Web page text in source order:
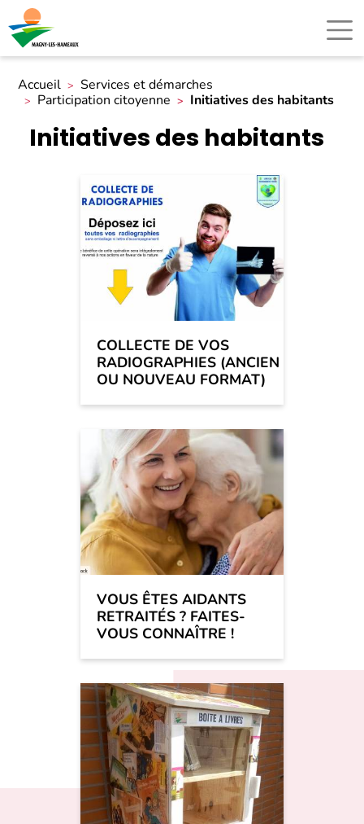
Accueil
Services et démarches
Participation citoyenne
Initiatives des habitants
Initiatives des habitants
COLLECTE DE VOS
RADIOGRAPHIES (ANCIEN
OU NOUVEAU FORMAT)
VOUS ÊTES AIDANTS
RETRAITÉS ? FAITES-
VOUS CONNAÎTRE !